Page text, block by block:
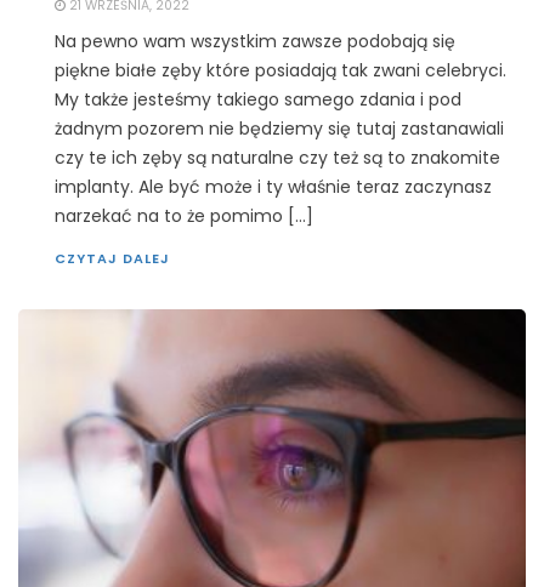
21 WRZEŚNIA, 2022
Na pewno wam wszystkim zawsze podobają się
piękne białe zęby które posiadają tak zwani celebryci.
My także jesteśmy takiego samego zdania i pod
żadnym pozorem nie będziemy się tutaj zastanawiali
czy te ich zęby są naturalne czy też są to znakomite
implanty. Ale być może i ty właśnie teraz zaczynasz
narzekać na to że pomimo […]
CZYTAJ DALEJ